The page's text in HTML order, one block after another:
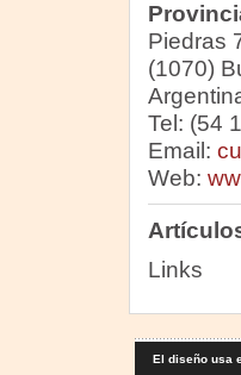
Piedras
(1070)
Tel: (54
Email:
Web:
Links
El diseño usa